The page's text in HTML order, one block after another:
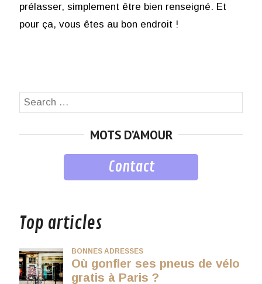
prélasser, simplement être bien renseigné. Et
pour ça, vous êtes au bon endroit !
Search
MOTS D’AMOUR
Contact
Top articles